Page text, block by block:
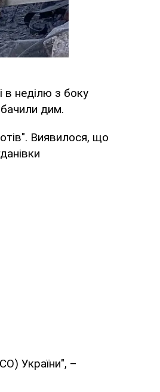
в неділю з боку
дим.
Виявилося, що
України", –